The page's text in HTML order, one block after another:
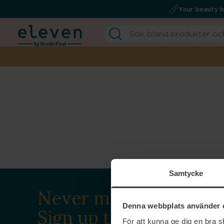
Samtycke
Denna webbplats använder
För att kunna ge dig en bra
Your beauty
Never miss a beat.
Sign up to our